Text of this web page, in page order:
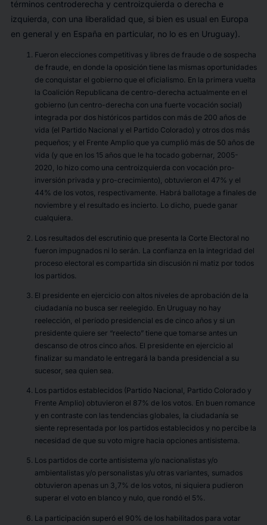
términos centroderecha y centroizquierda o derecha e
izquierda, con una liberalidad que, si bien es usual en Europa
en general y en España en particular, no lo es en Uruguay).
Fueron elecciones competitivas y libres de fraude o de sospecha
de fraude, en donde la oposición tiene las mismas oportunidades
de conquistar el gobierno que el oficialismo. En la primera vuelta
la Coalición Republicana de centro-derecha actualmente en el
gobierno (un centro-derecha con una fuerte vocación social)
integrada por dos históricos partidos con más de 200 años de
vida (el Partido Nacional y el Partido Colorado) y otros dos más
pequeños; y el Frente Amplio que ya cumplió más de 50 años de
vida (y que en los 15 años que le ha tocado gobernar, 2005-
2020, lo hizo como una centroizquierda con vocación pro-
inversión privada y pro-crecimiento), obtuvieron el 47% y el
44% de los votos, respectivamente. Habrá ballotage a finales de
noviembre y el resultado es incierto. Lo dicho, puede ganar
cualquiera.
Los resultados del escrutinio que presenta la Corte Electoral no
fueron impugnados ni lo serán. La confianza en la integridad del
proceso electoral es compartida sin discusión ni matiz por todos
los partidos.
El presidente en ejercicio con altos niveles de aprobación de la
ciudadanía no busca ser reelegido. En Uruguay no hay
reelección, el período presidencial es de cinco años y si un
presidente quiere ser “reelecto” tiene que tomarse antes un
descanso de otros cinco años. El presidente en ejercicio al
finalizar su mandato le entregará la banda presidencial a su
sucesor, sea quien sea.
Los partidos establecidos (Partido Nacional, Partido Colorado y
Frente Amplio) obtuvieron el 87% de los votos. En buen romance
y en contraste con las tendencias globales, la ciudadanía se
siente representada por los partidos establecidos y no percibe la
necesidad de que su voto migre hacia opciones antisistema.
Los partidos de corte antisistema y/o nacionalistas y/o
ambientalistas y/o personalistas y/u otras variantes, sumados
obtuvieron apenas un 3,7% de los votos, ni siquiera pudieron
superar el voto en blanco y nulo, que rondó el 5%.
La participación superó el 90% de los habilitados para votar